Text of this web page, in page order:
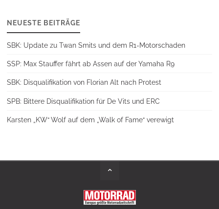
NEUESTE BEITRÄGE
SBK: Update zu Twan Smits und dem R1-Motorschaden
SSP: Max Stauffer fährt ab Assen auf der Yamaha R9
SBK: Disqualifikation von Florian Alt nach Protest
SPB: Bittere Disqualifikation für De Vits und ERC
Karsten „KW“ Wolf auf dem „Walk of Fame“ verewigt
Back